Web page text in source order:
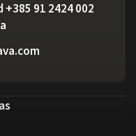
+385 91 2424 002